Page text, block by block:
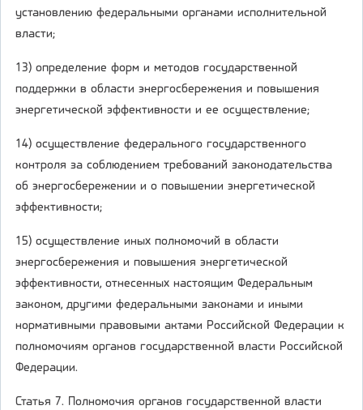
установлению федеральными органами исполнительной
власти;
13) определение форм и методов государственной
поддержки в области энергосбережения и повышения
энергетической эффективности и ее осуществление;
14) осуществление федерального государственного
контроля за соблюдением требований законодательства
об энергосбережении и о повышении энергетической
эффективности;
15) осуществление иных полномочий в области
энергосбережения и повышения энергетической
эффективности, отнесенных настоящим Федеральным
законом, другими федеральными законами и иными
нормативными правовыми актами Российской Федерации к
полномочиям органов государственной власти Российской
Федерации.
Статья 7. Полномочия органов государственной власти